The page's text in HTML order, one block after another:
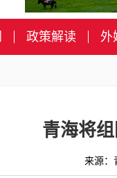
政策解读 外
青海将
来源